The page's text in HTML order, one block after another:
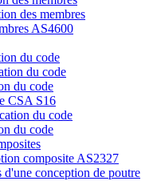
des membres
AS4600
du code
du code
du code
CSA S16
du code
du code
composite AS2327
d'une conception de poutre